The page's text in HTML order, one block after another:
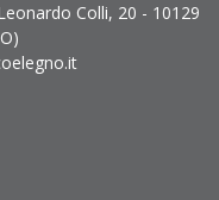
Colli, 20 - 10129